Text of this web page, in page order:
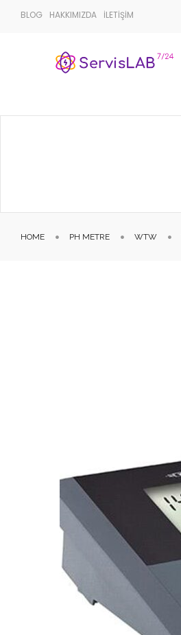
BLOG HAKKIMIZDA İLETİŞİM
HOME PH METRE WTW